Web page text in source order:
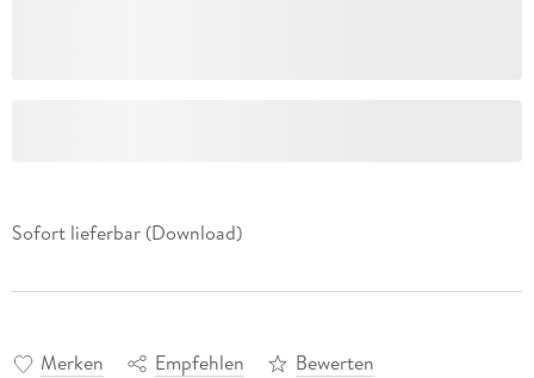
Sofort lieferbar (Download)
Merken Empfehlen Bewerten